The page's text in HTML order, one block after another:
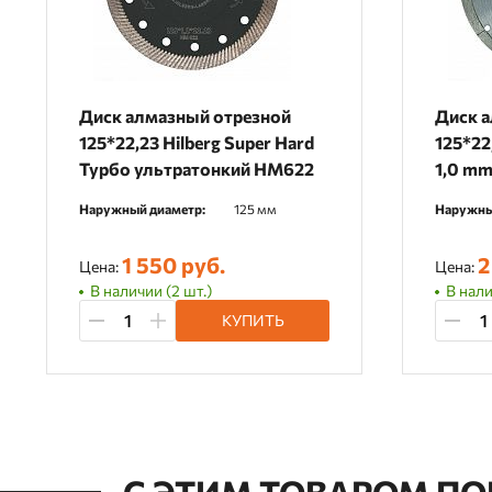
Диск алмазный отрезной
125*22,23 Hilberg Super Hard
Турбо ультратонкий HM622
Наружный диаметр: 125 мм
Цена:1 550 руб.
В наличии (2 шт.)
КУПИТЬ
Диск
1,0
Цена:
В